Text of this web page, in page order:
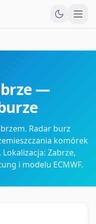
—
Radar burz
komórek
Zabrze,
i modelu ECMWF.